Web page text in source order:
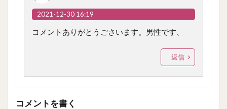
2021-12-30 16:19
コメントありがとうごさいます。男性です、
返信
コメントを書く